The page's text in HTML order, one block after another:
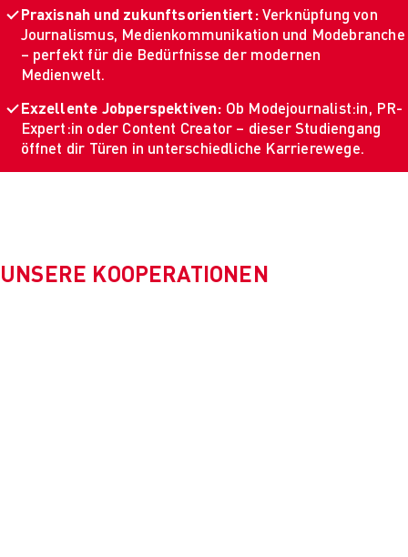
Praxisnah und zukunftsorientiert:Verknüpfung von
Journalismus, Medienkommunikation und Modebranche
– perfekt für die Bedürfnisse der modernen
Medienwelt.
Exzellente Jobperspektiven: Ob Modejournalist:in, PR-
Expert:in oder Content Creator – dieser Studiengang
öffnet dir Türen in unterschiedliche Karrierewege.
UNSERE KOOPERATIONEN